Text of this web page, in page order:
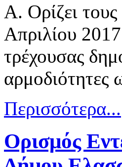
Α. Ορίζει
Απριλίου
τρέχουσας
αρμοδιότητες
Περισσότερα...
Ορισμός